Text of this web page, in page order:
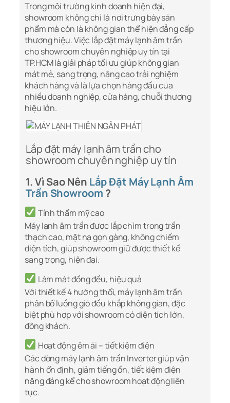
Trong môi trường kinh doanh hiện đại,
showroom không chỉ là nơi trưng bày sản
phẩm mà còn là không gian thể hiện đẳng cấp
thương hiệu. Việc lắp đặt máy lạnh âm trần
cho showroom chuyên nghiệp uy tín tại
TP.HCM là giải pháp tối ưu giúp không gian
mát mẻ, sang trọng, nâng cao trải nghiệm
khách hàng và là lựa chọn hàng đầu của
nhiều doanh nghiệp, cửa hàng, chuỗi thương
hiệu lớn.
Lắp đặt máy lạnh âm trần cho
showroom chuyên nghiệp uy tín
1. Vì Sao Nên Lắp Đặt Máy Lạnh Âm
Trần Showroom ?
Tính thẩm mỹ cao
Máy lạnh âm trần được lắp chìm trong trần
thạch cao, mặt nạ gọn gàng, không chiếm
diện tích, giúp showroom giữ được thiết kế
sang trọng, hiện đại.
Làm mát đồng đều, hiệu quả
Với thiết kế 4 hướng thổi, máy lạnh âm trần
phân bổ luồng gió đều khắp không gian, đặc
biệt phù hợp với showroom có diện tích lớn,
đông khách.
Hoạt động êm ái – tiết kiệm điện
Các dòng máy lạnh âm trần Inverter giúp vận
hành ổn định, giảm tiếng ồn, tiết kiệm điện
năng đáng kể cho showroom hoạt động liên
tục.